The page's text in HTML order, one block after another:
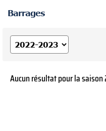
Barrages
Aucun résultat pour la